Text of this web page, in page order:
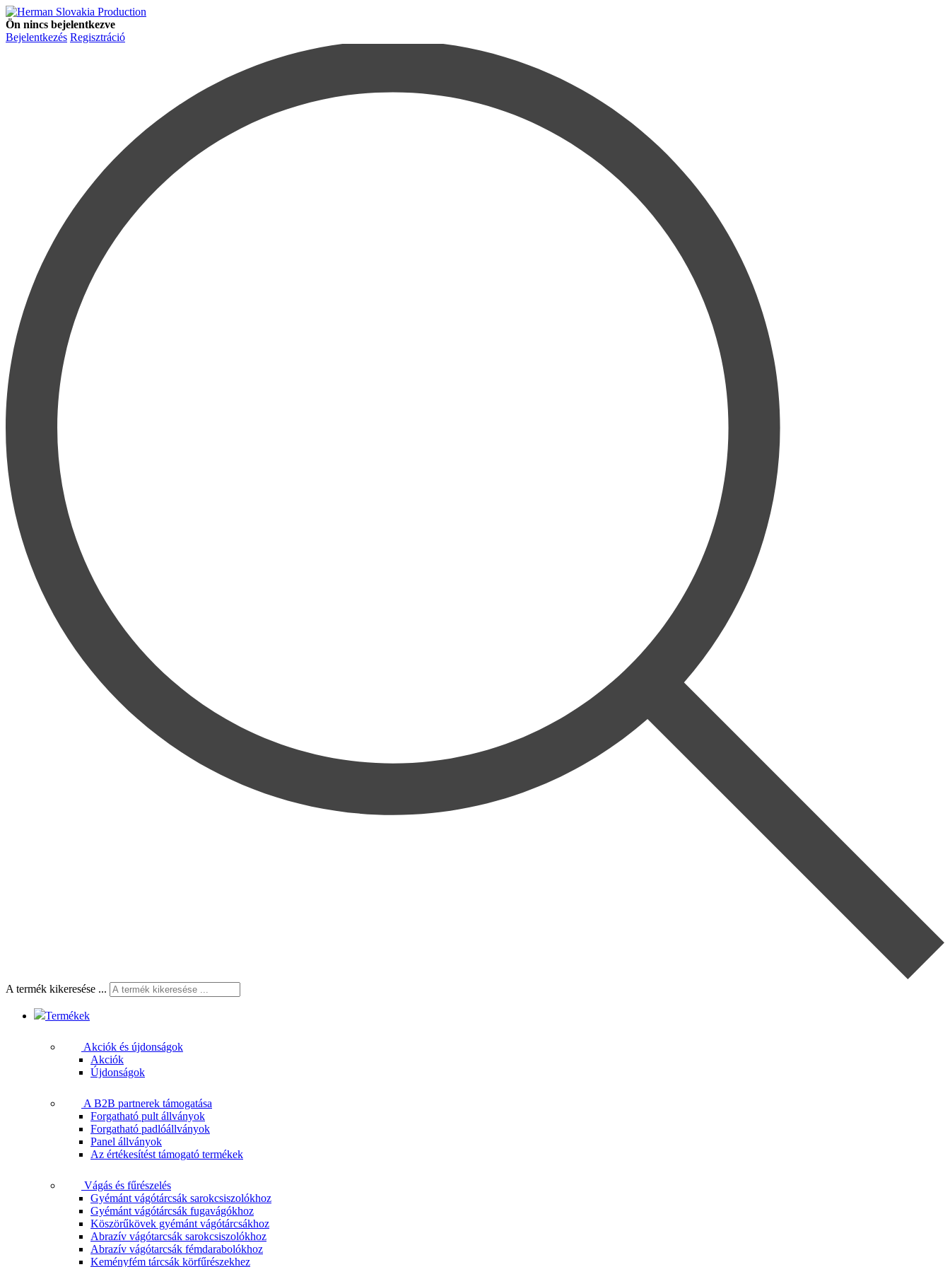
Ön nincs bejelentkezve
Bejelentkezés Regisztráció
A termék kikeresése ...
Termékek
Akciók és újdonságok
Akciók
Újdonságok
A B2B partnerek támogatása
Forgatható pult állványok
Forgatható padlóállványok
Panel állványok
Az értékesítést támogató termékek
Vágás és fűrészelés
Gyémánt vágótárcsák sarokcsiszolókhoz
Gyémánt vágótárcsák fugavágókhoz
Köszörűkövek gyémánt vágótárcsákhoz
Abrazív vágótarcsák sarokcsiszolókhoz
Abrazív vágótarcsák fémdarabolókhoz
Keményfém tárcsák körfűrészekhez